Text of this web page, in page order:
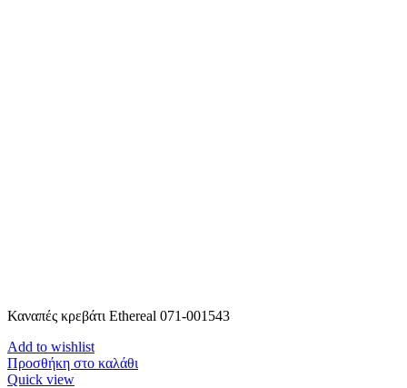
Καναπές κρεβάτι Ethereal 071-001543
Add to wishlist
Προσθήκη στο καλάθι
Quick view